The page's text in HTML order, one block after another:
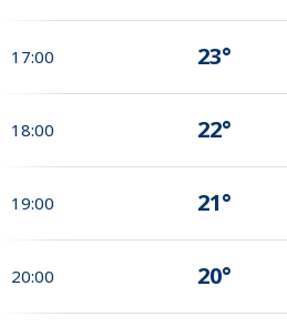
17:00 23°
18:00 22°
19:00 21°
20:00 20°